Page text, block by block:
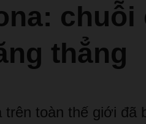
chuỗi
thẳng
trên toàn thế giới đã